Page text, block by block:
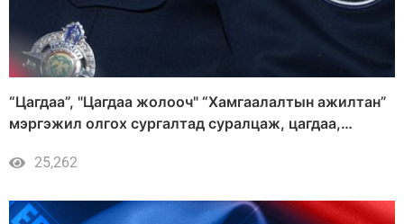
“Цагдаа”, "Цагдаа жолооч" “Хамгаалалтын ажилтан”
мэргэжил олгох сургалтад суралцаж, цагдаа,
байна25,262